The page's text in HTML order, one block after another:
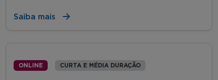
Saiba mais
ONLINE CURTA E MÉDIA DURAÇÃO